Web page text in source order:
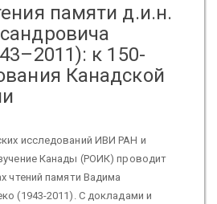
памяти д.и.н.
к 150-
Канадской
исследований ИВИ РАН и
Канады (РОИК) проводит
чтений памяти Вадима
(1943-2011). С докладами и